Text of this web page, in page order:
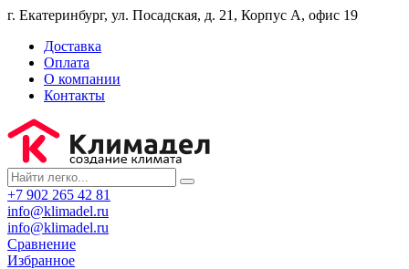
г. Екатеринбург, ул. Посадская, д. 21, Корпус А, офис 19
Доставка
Оплата
О компании
Контакты
+7 902 265 42 81
info@klimadel.ru
info@klimadel.ru
Сравнение
Избранное